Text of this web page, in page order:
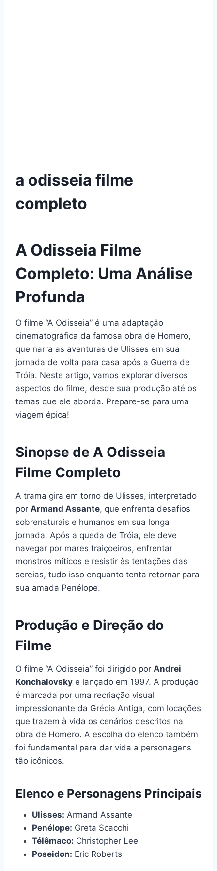
a odisseia filme
completo
A Odisseia Filme
Completo: Uma Análise
Profunda
O filme “A Odisseia” é uma adaptação
cinematográfica da famosa obra de Homero,
que narra as aventuras de Ulisses em sua
jornada de volta para casa após a Guerra de
Tróia. Neste artigo, vamos explorar diversos
aspectos do filme, desde sua produção até os
temas que ele aborda. Prepare-se para uma
viagem épica!
Sinopse de A Odisseia
Filme Completo
A trama gira em torno de Ulisses, interpretado
por Armand Assante, que enfrenta desafios
sobrenaturais e humanos em sua longa
jornada. Após a queda de Tróia, ele deve
navegar por mares traiçoeiros, enfrentar
monstros míticos e resistir às tentações das
sereias, tudo isso enquanto tenta retornar para
sua amada Penélope.
Produção e Direção do
Filme
O filme “A Odisseia” foi dirigido por Andrei
Konchalovsky e lançado em 1997. A produção
é marcada por uma recriação visual
impressionante da Grécia Antiga, com locações
que trazem à vida os cenários descritos na
obra de Homero. A escolha do elenco também
foi fundamental para dar vida a personagens
tão icônicos.
Elenco e Personagens Principais
Ulisses: Armand Assante
Penélope: Greta Scacchi
Télêmaco: Christopher Lee
Poseidon: Eric Roberts